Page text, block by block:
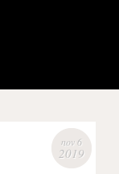
nov 6
2019